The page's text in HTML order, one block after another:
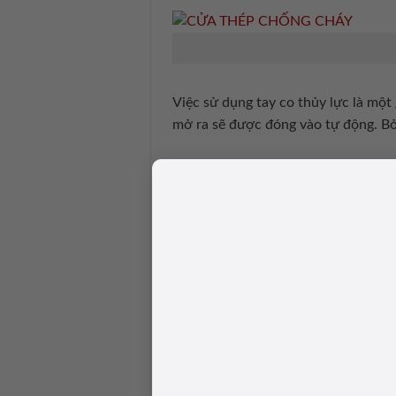
Việc sử dụng tay co thủy lực là
mở ra sẽ được đóng vào tự động.
Với thiết kế âm sâu vào bên trong
8. Cửa thép chống